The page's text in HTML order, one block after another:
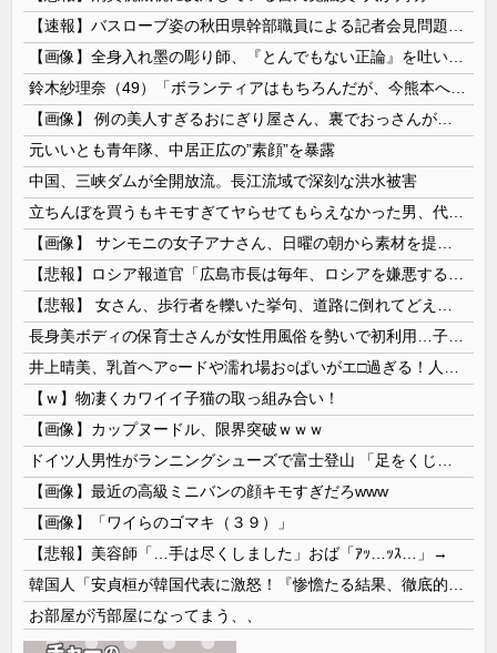
元いいとも青年隊、中居正広の”素顔”を暴露
中国、三峡ダムが全開放流。長江流域で深刻な洪水被害
【ｗ】物凄くカワイイ子猫の取っ組み合い！
【画像】カップヌードル、限界突破ｗｗｗ
【画像】最近の高級ミニバンの顔キモすぎだろwww
【画像】「ワイらのゴマキ（３９）」
【悲報】美容師「…手は尽くしました」おば「ｱｯ…ｯｽ…」→
お部屋が汚部屋になってまう、、